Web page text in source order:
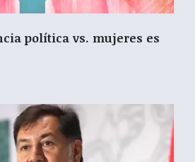
política vs. mujeres es